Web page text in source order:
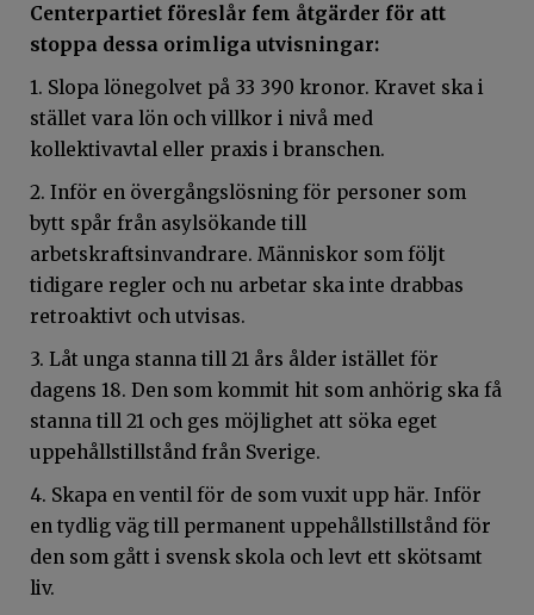
Centerpartiet föreslår fem åtgärder för att
stoppa dessa orimliga utvisningar:
1. Slopa lönegolvet på 33 390 kronor. Kravet ska i
stället vara lön och villkor i nivå med
kollektivavtal eller praxis i branschen.
2. Inför en övergångslösning för personer som
bytt spår från asylsökande till
arbetskraftsinvandrare. Människor som följt
tidigare regler och nu arbetar ska inte drabbas
retroaktivt och utvisas.
3. Låt unga stanna till 21 års ålder istället för
dagens 18. Den som kommit hit som anhörig ska få
stanna till 21 och ges möjlighet att söka eget
uppehållstillstånd från Sverige.
4. Skapa en ventil för de som vuxit upp här. Inför
en tydlig väg till permanent uppehållstillstånd för
den som gått i svensk skola och levt ett skötsamt
liv.